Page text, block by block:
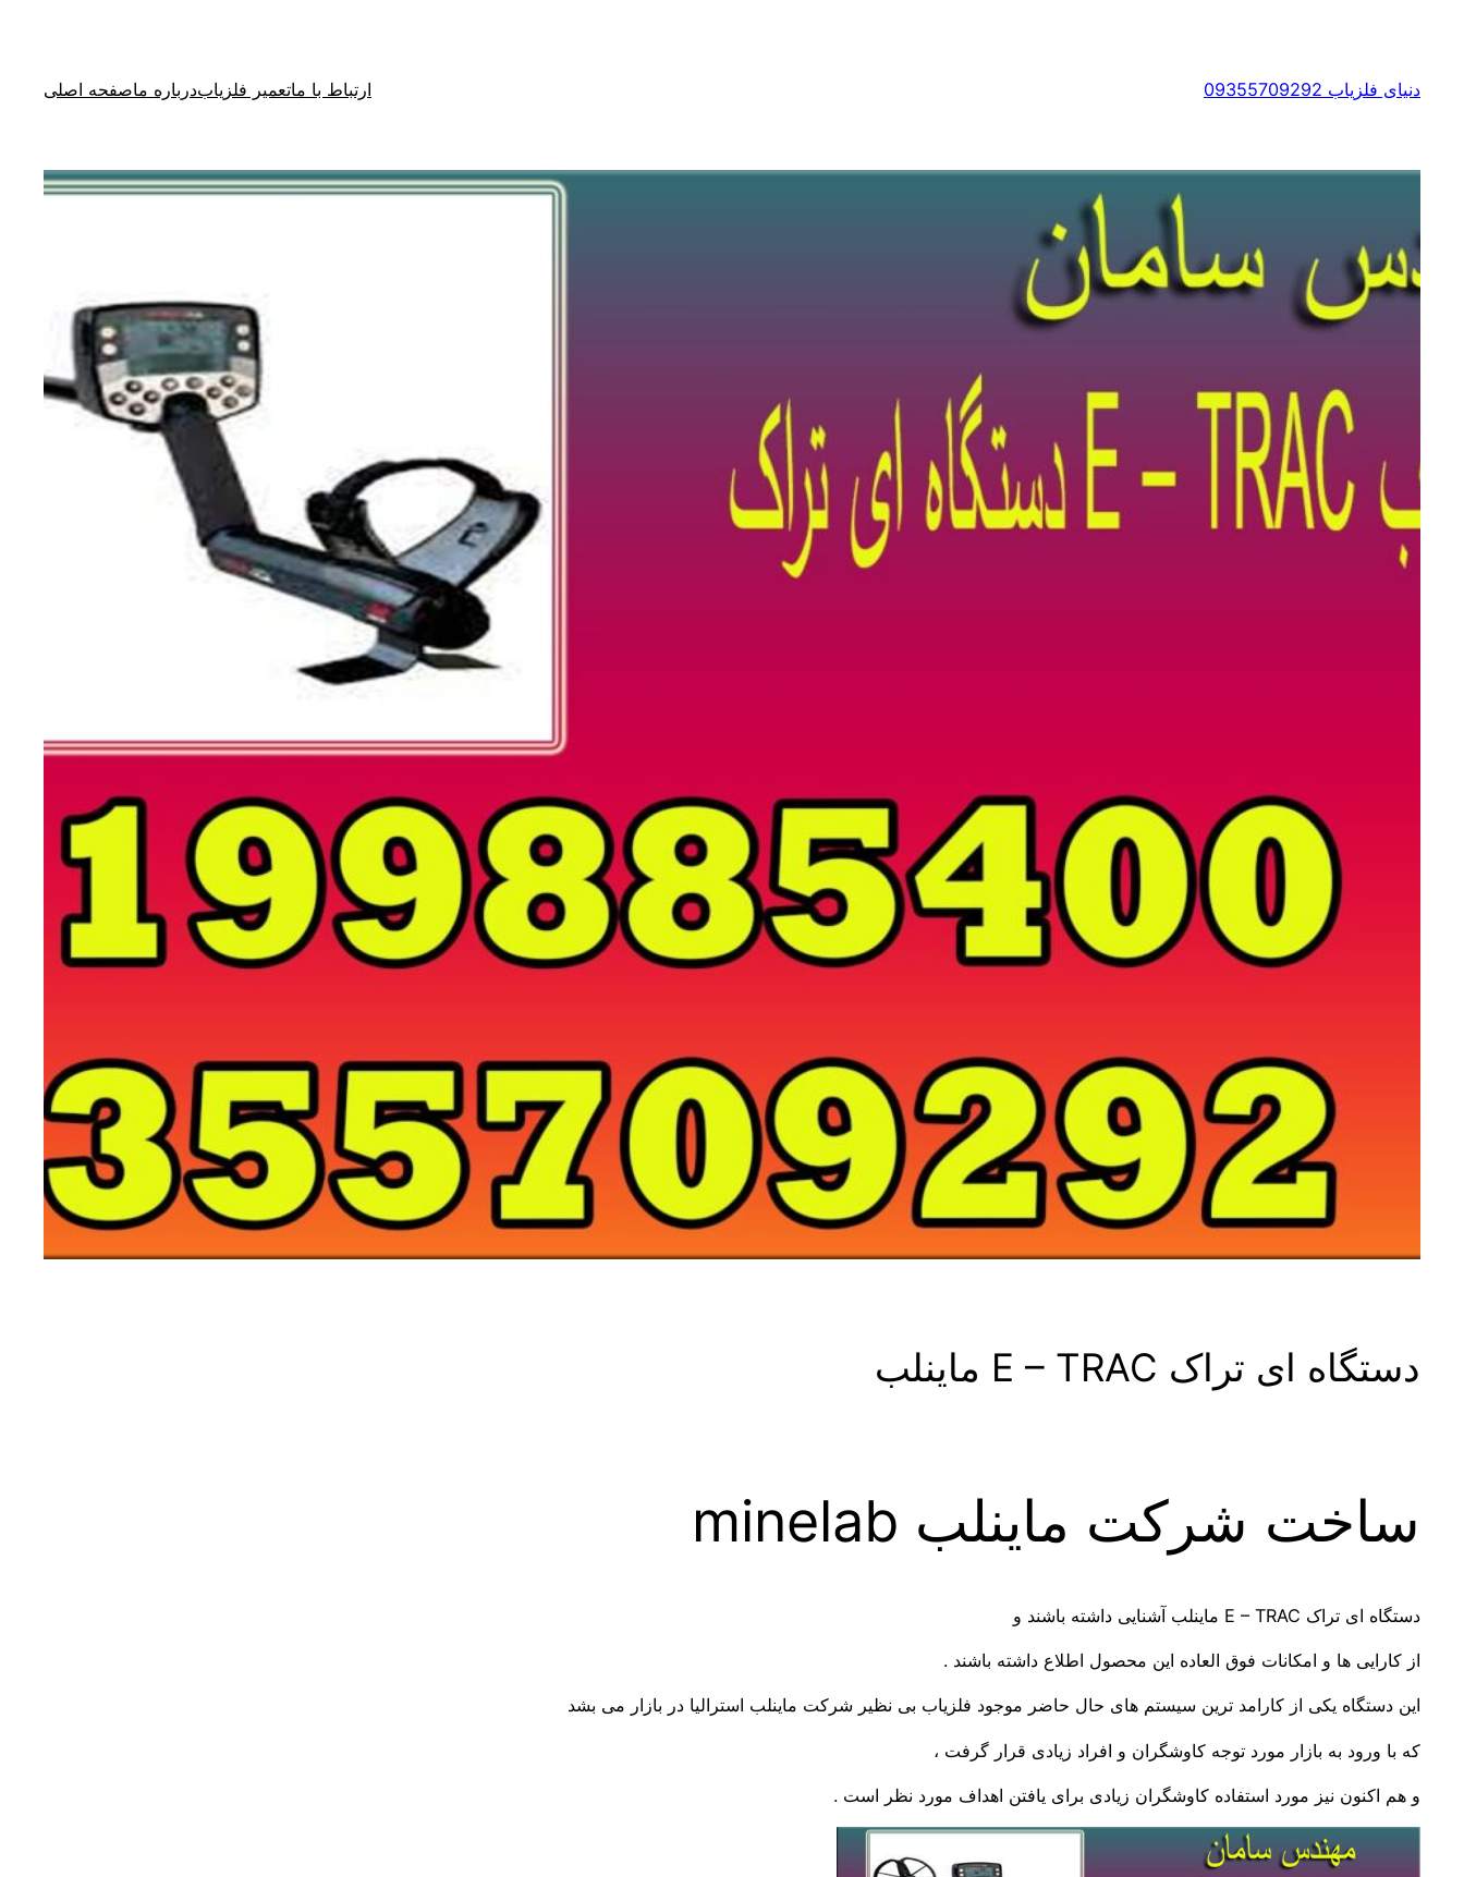
دنیای فلزیاب 09355709292 ارتباط با ماتعمیر فلزیابدرباره ماصفحه اصلی
دستگاه ای تراک E – TRAC ماینلب
ساخت شرکت ماینلب minelab
دستگاه ای تراک E – TRAC ماینلب آشنایی داشته باشند و
از کارایی ها و امکانات فوق العاده این محصول اطلاع داشته باشند .
این دستگاه یکی از کارامد ترین سیستم های حال حاضر موجود فلزیاب بی نظیر شرکت ماینلب استرالیا در بازار می بشد
که با ورود به بازار مورد توجه کاوشگران و افراد زیادی قرار گرفت ،
و هم اکنون نیز مورد استفاده کاوشگران زیادی برای یافتن اهداف مورد نظر است .